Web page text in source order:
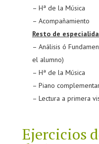
– Hª de la Música
– Acompañamiento
Resto de
– Análisis ó
el alumno)
– Hª de la Música
– Piano
– Lectura a primera
Ejercicios